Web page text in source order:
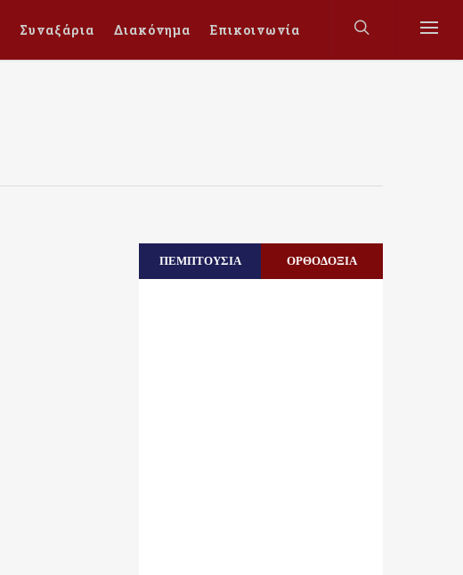
Συναξάρια Διακόνημα Επικοινωνία
ΠΕΜΠΤΟΥΣΙΑ ΟΡΘΟΔΟΞΙΑ